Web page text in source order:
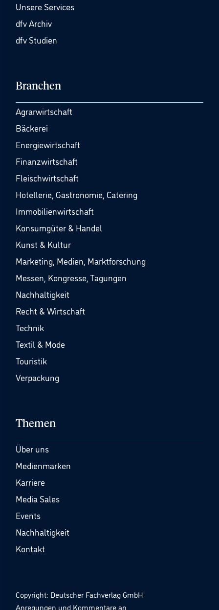
Unsere Services
dfv Archiv
dfv Studien
Branchen
Agrarwirtschaft
Bäckerei
Energiewirtschaft
Finanzwirtschaft
Fleischwirtschaft
Hotellerie, Gastronomie, Catering
Immobilienwirtschaft
Konsumgüter & Handel
Kunst & Kultur
Marketing, Medien, Marktforschung
Messen, Kongresse, Tagungen
Nachhaltigkeit
Recht & Wirtschaft
Technik
Textil & Mode
Touristik
Verpackung
Themen
Über uns
Medienmarken
Karriere
Media Sales
Events
Nachhaltigkeit
Kontakt
Copyright: Deutscher Fachverlag GmbH
Anregungen und Kommentare an